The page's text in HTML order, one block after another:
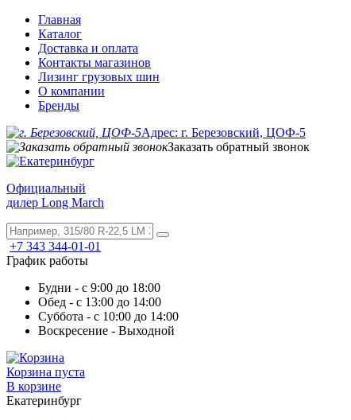
Главная
Каталог
Доставка и оплата
Контакты магазинов
Лизинг грузовых шин
О компании
Бренды
Адрес: г. Березовский, ЦОФ-5
Заказать обратный звонок
Официальный
дилер Long March
+7 343 344-01-01
График работы
Будни - с 9:00 до 18:00
Обед - с 13:00 до 14:00
Суббота - с 10:00 до 14:00
Воскресение - Выходной
Корзина пуста
В корзине
Екатеринбург